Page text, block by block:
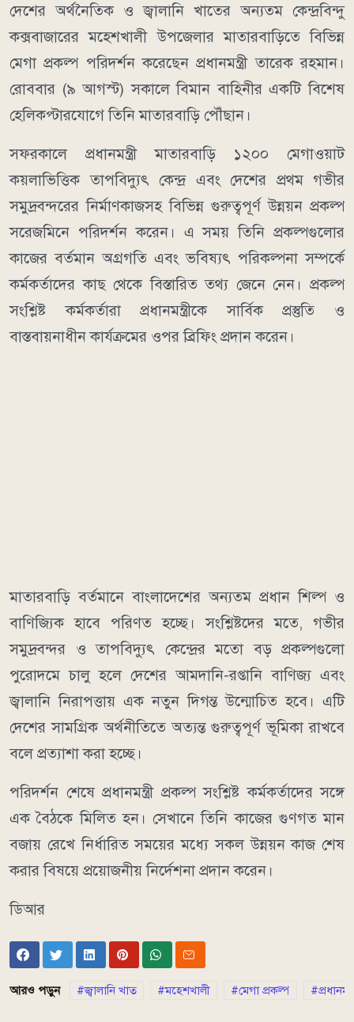
দেশের অর্থনৈতিক ও জ্বালানি খাতের অন্যতম কেন্দ্রবিন্দু
কক্সবাজারের মহেশখালী উপজেলার মাতারবাড়িতে বিভিন্ন
মেগা প্রকল্প পরিদর্শন করেছেন প্রধানমন্ত্রী তারেক রহমান।
রোববার (৯ আগস্ট) সকালে বিমান বাহিনীর একটি বিশেষ
হেলিকপ্টারযোগে তিনি মাতারবাড়ি পৌঁছান।
সফরকালে প্রধানমন্ত্রী মাতারবাড়ি ১২০০ মেগাওয়াট
কয়লাভিত্তিক তাপবিদ্যুৎ কেন্দ্র এবং দেশের প্রথম গভীর
সমুদ্রবন্দরের নির্মাণকাজসহ বিভিন্ন গুরুত্বপূর্ণ উন্নয়ন প্রকল্প
সরেজমিনে পরিদর্শন করেন। এ সময় তিনি প্রকল্পগুলোর
কাজের বর্তমান অগ্রগতি এবং ভবিষ্যৎ পরিকল্পনা সম্পর্কে
কর্মকর্তাদের কাছ থেকে বিস্তারিত তথ্য জেনে নেন। প্রকল্প
সংশ্লিষ্ট কর্মকর্তারা প্রধানমন্ত্রীকে সার্বিক প্রস্তুতি ও
বাস্তবায়নাধীন কার্যক্রমের ওপর ব্রিফিং প্রদান করেন।
মাতারবাড়ি বর্তমানে বাংলাদেশের অন্যতম প্রধান শিল্প ও
বাণিজ্যিক হাবে পরিণত হচ্ছে। সংশ্লিষ্টদের মতে, গভীর
সমুদ্রবন্দর ও তাপবিদ্যুৎ কেন্দ্রের মতো বড় প্রকল্পগুলো
পুরোদমে চালু হলে দেশের আমদানি-রপ্তানি বাণিজ্য এবং
জ্বালানি নিরাপত্তায় এক নতুন দিগন্ত উন্মোচিত হবে। এটি
দেশের সামগ্রিক অর্থনীতিতে অত্যন্ত গুরুত্বপূর্ণ ভূমিকা রাখবে
বলে প্রত্যাশা করা হচ্ছে।
পরিদর্শন শেষে প্রধানমন্ত্রী প্রকল্প সংশ্লিষ্ট কর্মকর্তাদের সঙ্গে
এক বৈঠকে মিলিত হন। সেখানে তিনি কাজের গুণগত মান
বজায় রেখে নির্ধারিত সময়ের মধ্যে সকল উন্নয়ন কাজ শেষ
করার বিষয়ে প্রয়োজনীয় নির্দেশনা প্রদান করেন।
ডিআর
আরও পড়ুন জ্বালানি খাত মহেশখালী মেগা প্রকল্প